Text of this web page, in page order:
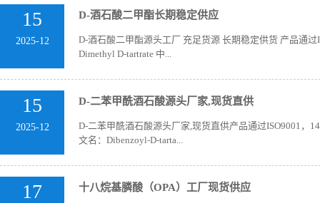
15
2025-12
D-酒石酸二甲酯长期稳定供应
D-酒石酸二甲酯源头工厂 充足货源 长期稳定供货 产品通
Dimethyl D-tartrate 中...
15
2025-12
D-二苯甲酰酒石酸源头厂家,现货直供
D-二苯甲酰酒石酸源头厂家,现货直供产品通过ISO9001，
文名：Dibenzoyl-D-tarta...
17 十八烷基膦酸（OPA）工厂现货供应